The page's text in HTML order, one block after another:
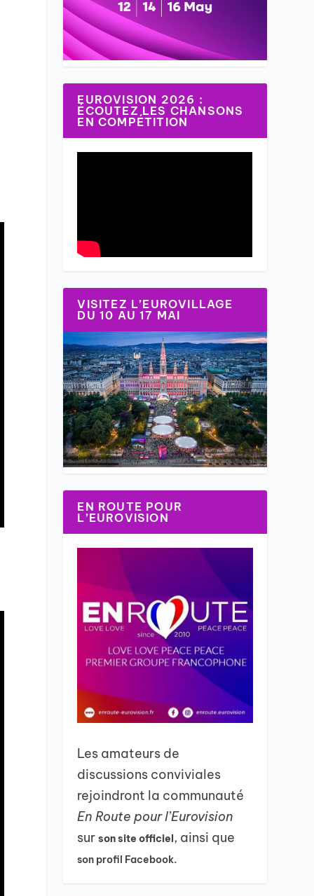
EUROVISION 2026 :
ÉCOUTEZ LES CHANSONS
EN COMPÉTITION
VISITEZ L’EUROVILLAGE
DU 10 AU 17 MAI
EN ROUTE POUR
L’EUROVISION
Les amateurs de
discussions conviviales
rejoindront la communauté
En Route pour l’Eurovision
surson site officiel, ainsi que
son profil Facebook.